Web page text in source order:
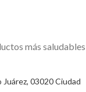
más saludables
03020 Ciudad